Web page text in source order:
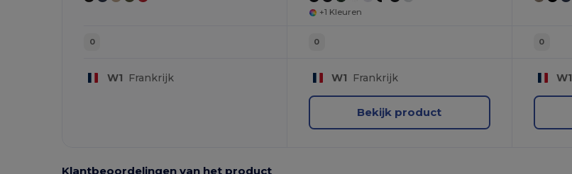
0
W1 Frankrijk
+1 Kleuren
0
W1 Frankrijk
Bekijk product
0
W1
Klantbeoordelingen van het product